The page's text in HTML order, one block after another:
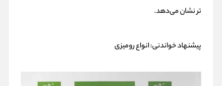
تر نشان می‌دهد.
پیشنهاد خواندنی:انواع رومیزی